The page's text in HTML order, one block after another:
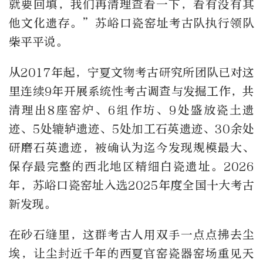
就要回填，我们再清理查看一下，看有没有其
他文化遗存。”苏峪口瓷窑址考古队执行领队
柴平平说。
从2017年起，宁夏文物考古研究所团队已对这
里连续9年开展系统性考古调查与发掘工作，共
清理出8座窑炉、6组作坊、9处盛放瓷土遗
迹、5处辘轳遗迹、5处加工石英遗迹、30余处
研磨石英遗迹，被确认为迄今发现规模最大、
保存最完整的西北地区精细白瓷遗址。2026
年，苏峪口瓷窑址入选2025年度全国十大考古
新发现。
在砂石缝里，这群考古人用双手一点点拂去尘
埃，让尘封近千年的西夏官窑瓷器窑场重见天